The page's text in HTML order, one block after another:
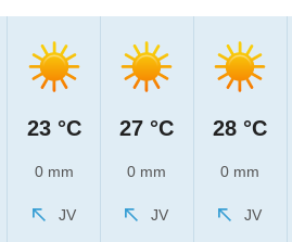
23 °C
0 mm
JV
27 °C
0 mm
JV
28 °C
0 mm
JV